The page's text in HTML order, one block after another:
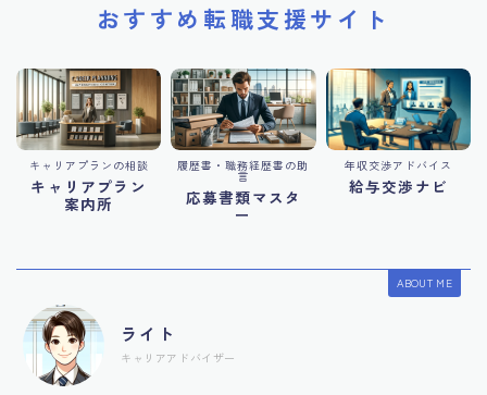
おすすめ転職支援サイト
キャリアプランの相談
キャリアプラン
案内所
履歴書・職務経歴書の助
言
応募書類マスタ
ー
年収交渉アドバイス
給与交渉ナビ
ABOUT ME
ライト
キャリアアドバイザー